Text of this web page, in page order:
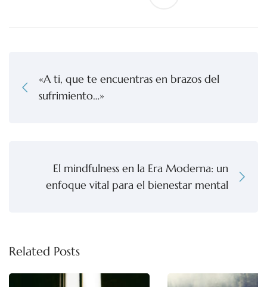
«A ti, que te encuentras en brazos del
sufrimiento…»
El mindfulness en la Era Moderna: un
enfoque vital para el bienestar mental
Related Posts